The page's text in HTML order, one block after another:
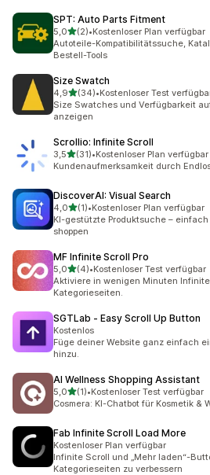
SPT: Auto Parts Fitment
5,0von 5 Sternen
(2)
2 Rezensionen insgesamt
•Kostenloser Plan verfügbar
Autoteile-Kompatibilitätssuche,
Bestell-Tools
Size Swatch
4,9von 5 Sternen
(34)
34 Rezensionen insgesamt
•Kostenloser Test
Size Swatches und Verfügbarkeit
anzeigen
Scrollio: Infinite Scroll
3,5von 5 Sternen
(31)
31 Rezensionen insgesamt
•Kostenloser Plan verfügbar
Kundenaufmerksamkeit durch
DiscoverAI: Visual Search
4,0von 5 Sternen
(1)
1 Rezensionen insgesamt
•Kostenloser Plan verfügbar
KI-gestützte Produktsuche –
shoppen
MF Infinite Scroll Pro
5,0von 5 Sternen
(4)
4 Rezensionen insgesamt
•Kostenloser Test verfügbar
Aktiviere in wenigen Minuten
Kategorieseiten.
SGTLab ‑ Easy Scroll Up Button
Kostenlos
Füge deiner Website ganz einfach
hinzu.
AI Wellness Shopping Assistant
5,0von 5 Sternen
(1)
1 Rezensionen insgesamt
•Kostenloser Test verfügbar
Cosmera: KI-Chatbot für Kosmetik &
Fab Infinite Scroll Load More
Kostenloser Plan verfügbar
Infinite Scroll und „Mehr laden“-
Kategorieseiten zu verbessern